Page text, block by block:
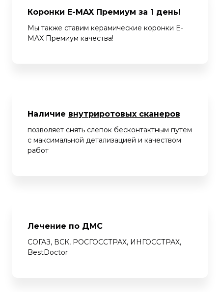
Коронки E-MAX Премиум за 1 день!
Мы также ставим керамические коронки E-
MAX Премиум качества!
Наличие внутриротовых сканеров
позволяет снять слепок бесконтактным путем
с максимальной детализацией и качеством
работ
Лечение по ДМС
СОГАЗ, ВСК, РОСГОССТРАХ, ИНГОССТРАХ,
BestDoctor